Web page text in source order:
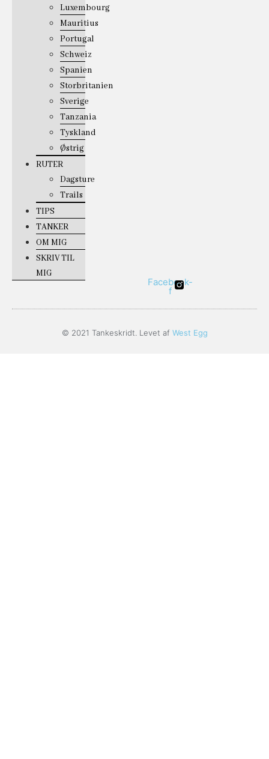
Luxembourg
Mauritius
Portugal
Schweiz
Spanien
Storbritanien
Sverige
Tanzania
Tyskland
Østrig
RUTER
Dagsture
Trails
TIPS
TANKER
OM MIG
SKRIV TIL
MIG
Facebook-
f
© 2021 Tankeskridt. Levet af West Egg